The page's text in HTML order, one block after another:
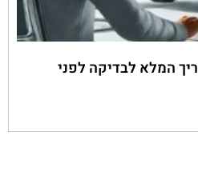
המלא לבדיקה לפני